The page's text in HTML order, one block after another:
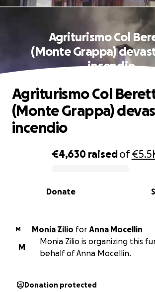
Agriturismo Col
(Monte Grappa)
incendio
0% complete
€4,630 raisedof
Donate
Agriturismo Col
(Monte Grappa)
incendio
M Monia Zilio for Anna Mocellin
M
Monia Zilio is organizing this
behalf of Anna Mocellin.
Donation protected